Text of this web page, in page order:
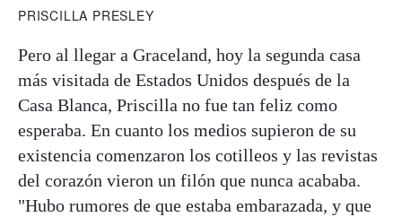
PRISCILLA PRESLEY
Pero al llegar a Graceland, hoy la segunda casa
más visitada de Estados Unidos después de la
Casa Blanca, Priscilla no fue tan feliz como
esperaba. En cuanto los medios supieron de su
existencia comenzaron los cotilleos y las revistas
del corazón vieron un filón que nunca acababa.
"Hubo rumores de que estaba embarazada, y que